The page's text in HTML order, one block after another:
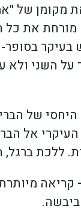
את כל
של
אל
ללכת
קריאה